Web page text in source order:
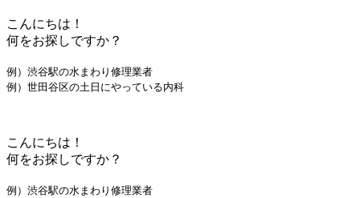
こんにちは！
何をお探しですか？
例）渋谷駅の水まわり修理業者
例）世田谷区の土日にやっている内科
こんにちは！
何をお探しですか？
例）渋谷駅の水まわり修理業者